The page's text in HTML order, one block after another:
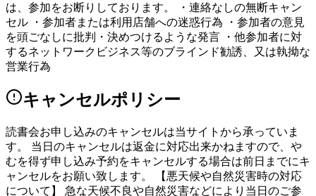
は、参加をお断りしております。 ・連絡なしの無断キャン
セル ・参加者または利用店舗への迷惑行為 ・参加者の意見
を頭ごなしに批判・決めつけるような発言 ・他参加者に対
するネットワークビジネス等のブラインド勧誘、又は執拗な
営業行為
キャンセルポリシー
読書会お申し込みのキャンセルは当サイトから承っていま
す。 当日のキャンセルは返金に対応出来かねますので、や
むを得ず申し込み予約をキャンセルする場合は前日までにキ
ャンセルをお願い致します。 【悪天候や自然災害時の対応
について】 急な天候不良や自然災害などにより当日のご参